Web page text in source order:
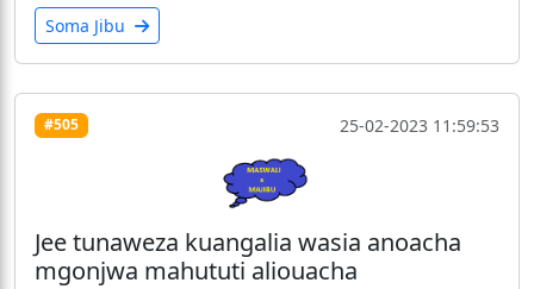
Soma Jibu
#505 25-02-2023 11:59:53
Jee tunaweza kuangalia wasia anoacha
mgonjwa mahututi aliouacha